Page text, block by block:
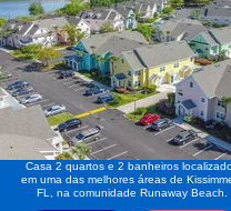
Casa 2 quartos e 2 banheiros
em uma das melhores áreas de
FL, na comunidade Runaway Beach.